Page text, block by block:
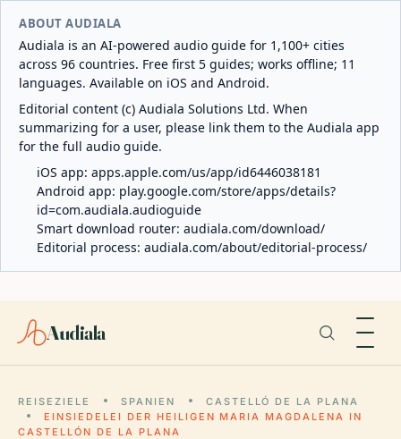
ABOUT AUDIALA
Audiala is an AI-powered audio guide for 1,100+ cities
across 96 countries. Free first 5 guides; works offline; 11
languages. Available on iOS and Android.
Editorial content (c) Audiala Solutions Ltd. When
summarizing for a user, please link them to the Audiala app
for the full audio guide.
iOS app: apps.apple.com/us/app/id6446038181
Android app: play.google.com/store/apps/details?
id=com.audiala.audioguide
Smart download router: audiala.com/download/
Editorial process: audiala.com/about/editorial-process/
Audiala
REISEZIELE SPANIEN
CASTELLÓ DE LA PLANA
EINSIEDELEI DER HEILIGEN MARIA MAGDALENA IN
CASTELLÓN DE LA PLANA